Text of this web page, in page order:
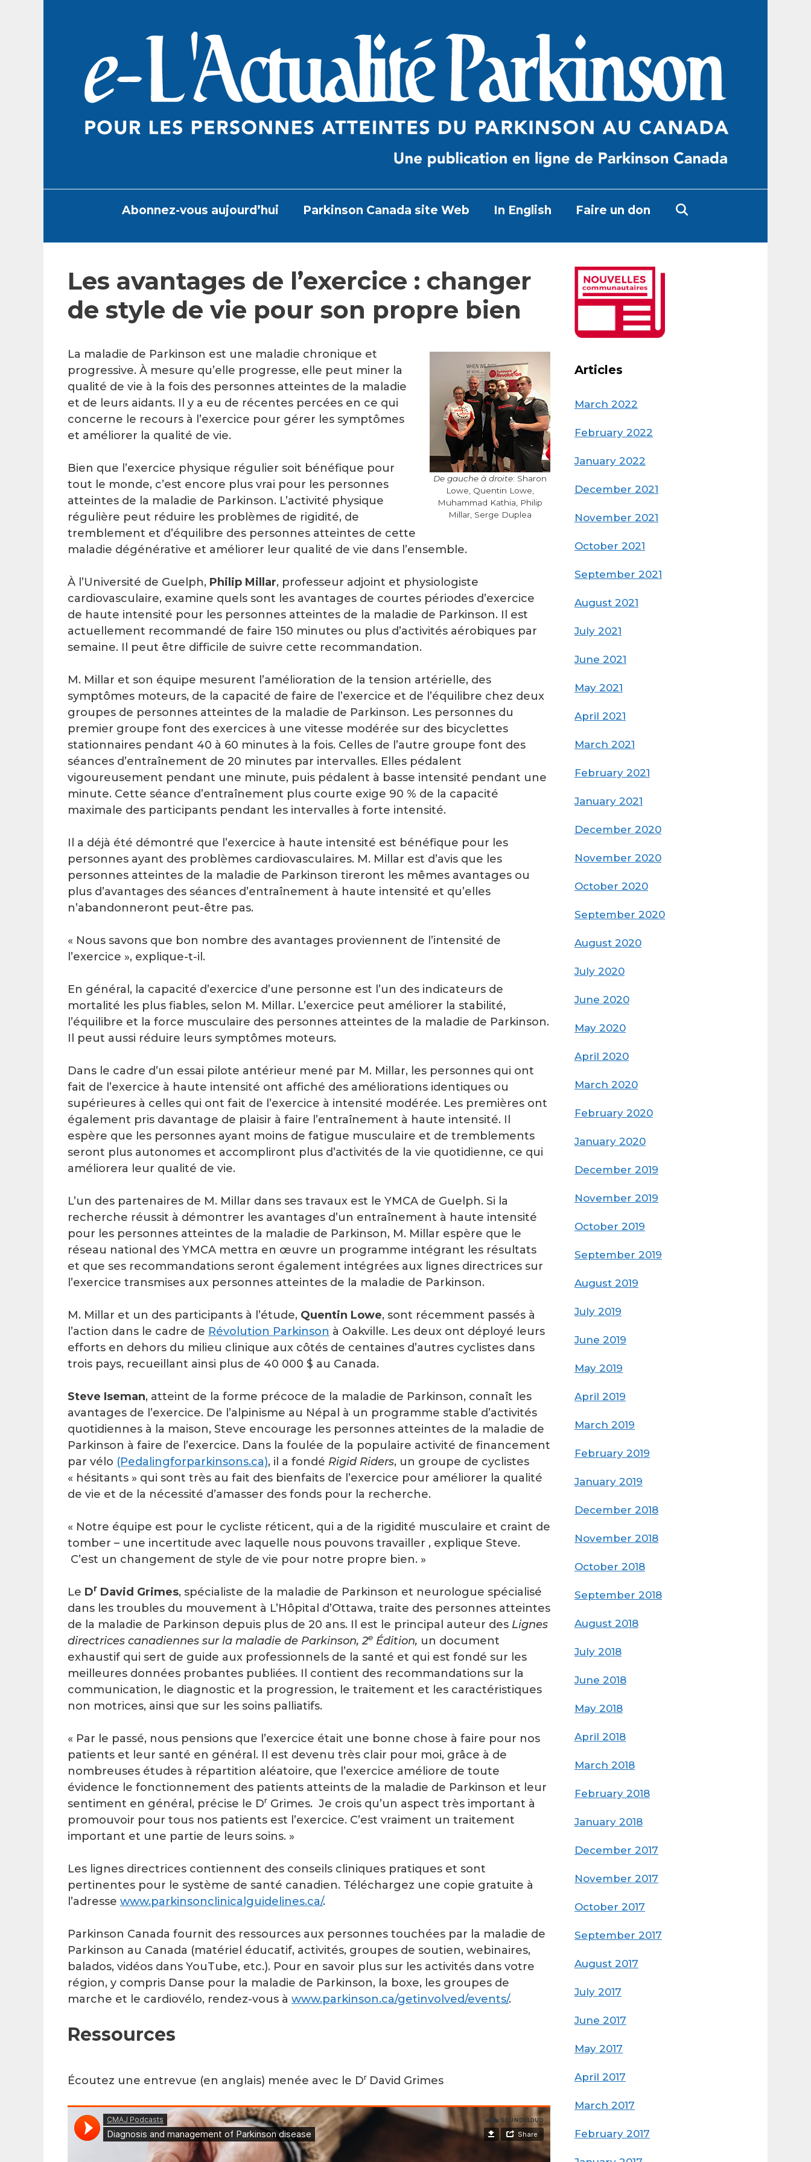
Abonnez-vous aujourd’hui Parkinson Canada site Web In English Faire un don
Les avantages de l’exercice : changer
de style de vie pour son propre bien
De gauche à droite: Sharon
Lowe, Quentin Lowe,
Muhammad Kathia, Philip
Millar, Serge Duplea
La maladie de Parkinson est une maladie chronique et
progressive. À mesure qu’elle progresse, elle peut miner la
qualité de vie à la fois des personnes atteintes de la maladie
et de leurs aidants. Il y a eu de récentes percées en ce qui
concerne le recours à l’exercice pour gérer les symptômes
et améliorer la qualité de vie.
Bien que l’exercice physique régulier soit bénéfique pour
tout le monde, c’est encore plus vrai pour les personnes
atteintes de la maladie de Parkinson. L’activité physique
régulière peut réduire les problèmes de rigidité, de
tremblement et d’équilibre des personnes atteintes de cette
maladie dégénérative et améliorer leur qualité de vie dans l’ensemble.
À l’Université de Guelph, Philip Millar, professeur adjoint et physiologiste
cardiovasculaire, examine quels sont les avantages de courtes périodes d’exercice
de haute intensité pour les personnes atteintes de la maladie de Parkinson. Il est
actuellement recommandé de faire 150 minutes ou plus d’activités aérobiques par
semaine. Il peut être difficile de suivre cette recommandation.
M. Millar et son équipe mesurent l’amélioration de la tension artérielle, des
symptômes moteurs, de la capacité de faire de l’exercice et de l’équilibre chez deux
groupes de personnes atteintes de la maladie de Parkinson. Les personnes du
premier groupe font des exercices à une vitesse modérée sur des bicyclettes
stationnaires pendant 40 à 60 minutes à la fois. Celles de l’autre groupe font des
séances d’entraînement de 20 minutes par intervalles. Elles pédalent
vigoureusement pendant une minute, puis pédalent à basse intensité pendant une
minute. Cette séance d’entraînement plus courte exige 90 % de la capacité
maximale des participants pendant les intervalles à forte intensité.
Il a déjà été démontré que l’exercice à haute intensité est bénéfique pour les
personnes ayant des problèmes cardiovasculaires. M. Millar est d’avis que les
personnes atteintes de la maladie de Parkinson tireront les mêmes avantages ou
plus d’avantages des séances d’entraînement à haute intensité et qu’elles
n’abandonneront peut-être pas.
« Nous savons que bon nombre des avantages proviennent de l’intensité de
l’exercice », explique-t-il.
En général, la capacité d’exercice d’une personne est l’un des indicateurs de
mortalité les plus fiables, selon M. Millar. L’exercice peut améliorer la stabilité,
l’équilibre et la force musculaire des personnes atteintes de la maladie de Parkinson.
Il peut aussi réduire leurs symptômes moteurs.
Dans le cadre d’un essai pilote antérieur mené par M. Millar, les personnes qui ont
fait de l’exercice à haute intensité ont affiché des améliorations identiques ou
supérieures à celles qui ont fait de l’exercice à intensité modérée. Les premières ont
également pris davantage de plaisir à faire l’entraînement à haute intensité. Il
espère que les personnes ayant moins de fatigue musculaire et de tremblements
seront plus autonomes et accompliront plus d’activités de la vie quotidienne, ce qui
améliorera leur qualité de vie.
L’un des partenaires de M. Millar dans ses travaux est le YMCA de Guelph. Si la
recherche réussit à démontrer les avantages d’un entraînement à haute intensité
pour les personnes atteintes de la maladie de Parkinson, M. Millar espère que le
réseau national des YMCA mettra en œuvre un programme intégrant les résultats
et que ses recommandations seront également intégrées aux lignes directrices sur
l’exercice transmises aux personnes atteintes de la maladie de Parkinson.
M. Millar et un des participants à l’étude, Quentin Lowe, sont récemment passés à
l’action dans le cadre de Révolution Parkinson à Oakville. Les deux ont déployé leurs
efforts en dehors du milieu clinique aux côtés de centaines d’autres cyclistes dans
trois pays, recueillant ainsi plus de 40 000 $ au Canada.
Steve Iseman, atteint de la forme précoce de la maladie de Parkinson, connaît les
avantages de l’exercice. De l’alpinisme au Népal à un programme stable d’activités
quotidiennes à la maison, Steve encourage les personnes atteintes de la maladie de
Parkinson à faire de l’exercice. Dans la foulée de la populaire activité de financement
par vélo (Pedalingforparkinsons.ca), il a fondé Rigid Riders, un groupe de cyclistes
« hésitants » qui sont très au fait des bienfaits de l’exercice pour améliorer la qualité
de vie et de la nécessité d’amasser des fonds pour la recherche.
« Notre équipe est pour le cycliste réticent, qui a de la rigidité musculaire et craint de
tomber – une incertitude avec laquelle nous pouvons travailler , explique Steve.
C’est un changement de style de vie pour notre propre bien. »
Le Dr David Grimes, spécialiste de la maladie de Parkinson et neurologue spécialisé
dans les troubles du mouvement à L’Hôpital d’Ottawa, traite des personnes atteintes
de la maladie de Parkinson depuis plus de 20 ans. Il est le principal auteur des Lignes
directrices canadiennes sur la maladie de Parkinson, 2e Édition, un document
exhaustif qui sert de guide aux professionnels de la santé et qui est fondé sur les
meilleures données probantes publiées. Il contient des recommandations sur la
communication, le diagnostic et la progression, le traitement et les caractéristiques
non motrices, ainsi que sur les soins palliatifs.
« Par le passé, nous pensions que l’exercice était une bonne chose à faire pour nos
patients et leur santé en général. Il est devenu très clair pour moi, grâce à de
nombreuses études à répartition aléatoire, que l’exercice améliore de toute
évidence le fonctionnement des patients atteints de la maladie de Parkinson et leur
sentiment en général, précise le Dr Grimes. Je crois qu’un aspect très important à
promouvoir pour tous nos patients est l’exercice. C’est vraiment un traitement
important et une partie de leurs soins. »
Les lignes directrices contiennent des conseils cliniques pratiques et sont
pertinentes pour le système de santé canadien. Téléchargez une copie gratuite à
l’adresse www.parkinsonclinicalguidelines.ca/.
Parkinson Canada fournit des ressources aux personnes touchées par la maladie de
Parkinson au Canada (matériel éducatif, activités, groupes de soutien, webinaires,
balados, vidéos dans YouTube, etc.). Pour en savoir plus sur les activités dans votre
région, y compris Danse pour la maladie de Parkinson, la boxe, les groupes de
marche et le cardiovélo, rendez-vous à www.parkinson.ca/getinvolved/events/.
Ressources
Écoutez une entrevue (en anglais) menée avec le Dr David Grimes
Articles
March 2022
February 2022
January 2022
December 2021
November 2021
October 2021
September 2021
August 2021
July 2021
June 2021
May 2021
April 2021
March 2021
February 2021
January 2021
December 2020
November 2020
October 2020
September 2020
August 2020
July 2020
June 2020
May 2020
April 2020
March 2020
February 2020
January 2020
December 2019
November 2019
October 2019
September 2019
August 2019
July 2019
June 2019
May 2019
April 2019
March 2019
February 2019
January 2019
December 2018
November 2018
October 2018
September 2018
August 2018
July 2018
June 2018
May 2018
April 2018
March 2018
February 2018
January 2018
December 2017
November 2017
October 2017
September 2017
August 2017
July 2017
June 2017
May 2017
April 2017
March 2017
February 2017